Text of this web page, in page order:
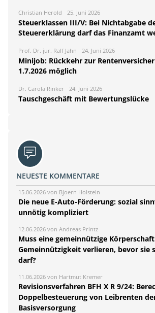
Christian Herold 25. Juni 2026
Steuerklassen III/V: Bei Nichtabgabe
Steuererklärung darf das Finanzamt
Prof. Dr. jur. Ralf Jahn 24. Juni 2026
Minijob: Rückkehr zur
1.7.2026 möglich
Dr. Carola Rinker 24. Juni 2026
Tauschgeschäft mit Bewertungslücke
NEUESTE KOMMENTARE
15.06.2026 von Bjoern Holstein
Die neue E-Auto-Förderung: sozial
unnötig kompliziert
12.06.2026 von Andreas Printz
Muss eine gemeinnützige
Gemeinnützigkeit verlieren, bevor sie
darf?
11.06.2026 von Hartmut Kremer
Revisionsverfahren BFH X R 9/24:
Doppelbesteuerung von Leibrenten
Basisversorgung